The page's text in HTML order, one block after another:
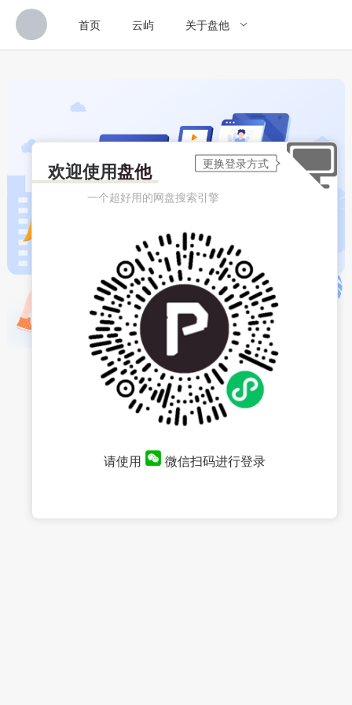
首页 云屿 关于盘他
欢迎使用盘他
一个超好用的网盘搜索引擎
请使用 微信扫码进行登录